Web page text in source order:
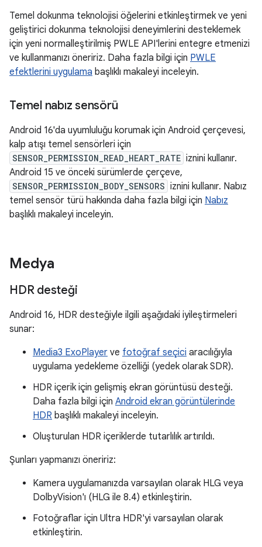
Temel dokunma teknolojisi öğelerini etkinleştirmek ve yeni
geliştirici dokunma teknolojisi deneyimlerini desteklemek
için yeni normalleştirilmiş PWLE API'lerini entegre etmenizi
ve kullanmanızı öneririz. Daha fazla bilgi için PWLE
efektlerini uygulama başlıklı makaleyi inceleyin.
Temel nabız sensörü
Android 16'da uyumluluğu korumak için Android çerçevesi,
kalp atışı temel sensörleri için
SENSOR_PERMISSION_READ_HEART_RATE iznini kullanır.
Android 15 ve önceki sürümlerde çerçeve,
SENSOR_PERMISSION_BODY_SENSORS iznini kullanır. Nabız
temel sensör türü hakkında daha fazla bilgi için Nabız
başlıklı makaleyi inceleyin.
Medya
HDR desteği
Android 16, HDR desteğiyle ilgili aşağıdaki iyileştirmeleri
sunar:
Media3 ExoPlayer ve fotoğraf seçici aracılığıyla
uygulama yedekleme özelliği (yedek olarak SDR).
HDR içerik için gelişmiş ekran görüntüsü desteği.
Daha fazla bilgi için Android ekran görüntülerinde
HDR başlıklı makaleyi inceleyin.
Oluşturulan HDR içeriklerde tutarlılık artırıldı.
Şunları yapmanızı öneririz:
Kamera uygulamanızda varsayılan olarak HLG veya
DolbyVision'ı (HLG ile 8.4) etkinleştirin.
Fotoğraflar için Ultra HDR'yi varsayılan olarak
etkinleştirin.